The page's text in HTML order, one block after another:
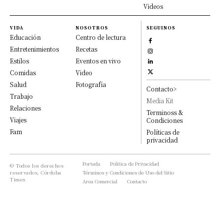
Videos
VIDA
Educación
Entretenimientos
Estilos
Comidas
Salud
Trabajo
Relaciones
Viajes
Fam
NOSOTROS
Centro de lectura
Recetas
Eventos en vivo
Video
Fotografía
SEGUINOS
Contacto>
Media Kit
Terminoss &
Condiciones
Políticas de
privacidad
© Todos los derechos
reservados, Córdoba
Times
Portada
Política de Privacidad
Términos y Condiciones de Uso del Sitio
Area Comercial
Contacto